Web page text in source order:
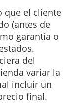
que el cliente
(antes de
garantía o
del
variar la
incluir un
final.